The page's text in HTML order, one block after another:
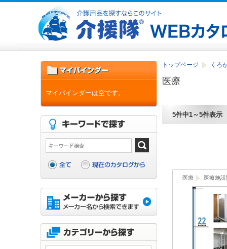
トップページ くろ
医療
5件中1～5件表示
医療 医療施
マイバインダーは空です。